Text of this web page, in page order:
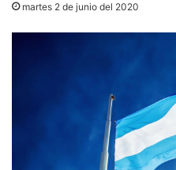
martes 2 de junio del 2020